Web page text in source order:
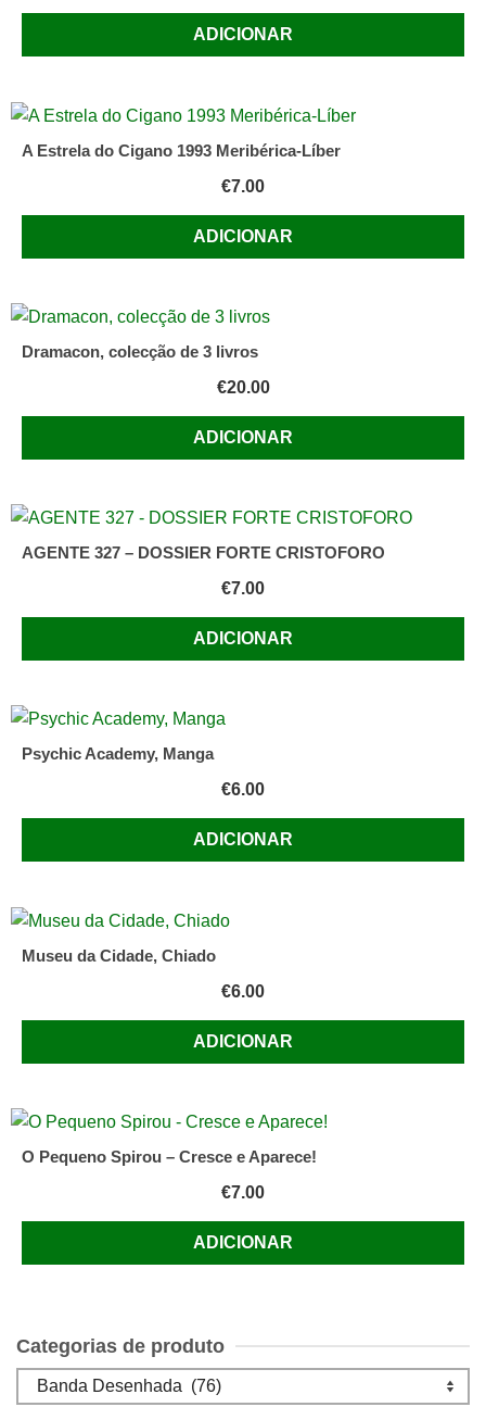
ADICIONAR
A Estrela do Cigano 1993 Meribérica-Líber
€7.00
ADICIONAR
Dramacon, colecção de 3 livros
€20.00
ADICIONAR
AGENTE 327 – DOSSIER FORTE CRISTOFORO
€7.00
ADICIONAR
Psychic Academy, Manga
€6.00
ADICIONAR
Museu da Cidade, Chiado
€6.00
ADICIONAR
O Pequeno Spirou – Cresce e Aparece!
€7.00
ADICIONAR
Categorias de produto